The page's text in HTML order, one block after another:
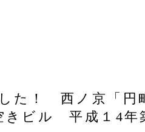
た！ 西ノ京「円
ビル 平成１4年